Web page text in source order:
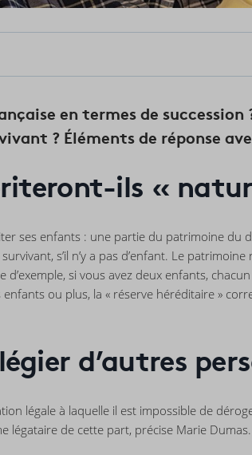
en termes de
? Éléments de réponse
ils «
ses enfants : une partie du patrimoine du
s’il n’y a pas d’enfant. Le
d’exemple, si vous avez deux enfants,
enfants ou plus, la « réserve héréditaire »
d’autres
légale à laquelle il est impossible de
légataire de cette part, précise Marie